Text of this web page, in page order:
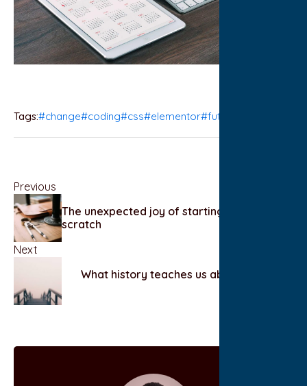
Tags:#change#coding#css#elementor#future
Previous
The unexpected joy of starting over from
scratch
Next
What history teaches us about uncertain